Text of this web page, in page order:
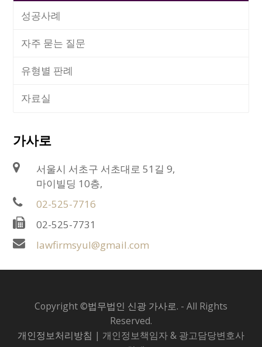
성공사례
자주 묻는 질문
유형별 판례
자료실
가사로
서울시 서초구 서초대로 51길 9,
마이빌딩 10층,
02-525-7716
02-525-7731
lawfirmsyul@gmail.com
Copyright ©법무법인 신광 가사로. - All Rights
Reserved.
개인정보처리방침 | 개인정보책임자 & 광고담당변호사